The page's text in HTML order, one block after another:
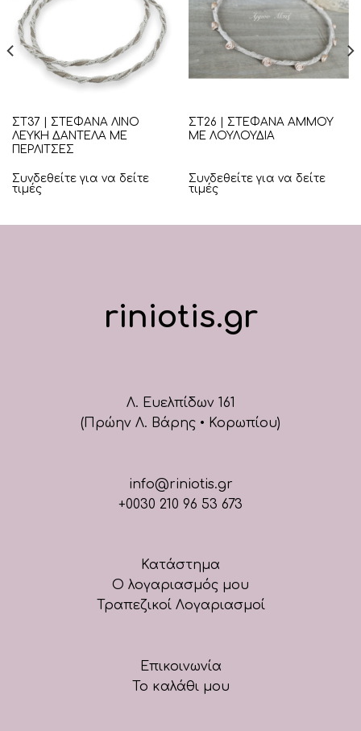
ΣΤ37 | ΣΤΕΦΑΝΑ ΛΙΝΟ
ΛΕΥΚΗ ΔΑΝΤΕΛΑ ΜΕ
ΠΕΡΛΙΤΣΕΣ
Συνδεθείτε για να δείτε
τιμές
ΣΤ26 | ΣΤΕΦΑΝΑ ΑΜΜΟΥ
ΜΕ ΛΟΥΛΟΥΔΙΑ
Συνδεθείτε για να δείτε
τιμές
riniotis.gr
Λ. Ευελπίδων 161
(Πρώην Λ. Βάρης • Κορωπίου)
info@riniotis.gr
+0030 210 96 53 673
Κατάστημα
Ο λογαριασμός μου
Τραπεζικοί Λογαριασμοί
Επικοινωνία
Το καλάθι μου